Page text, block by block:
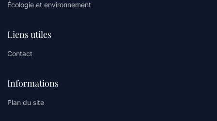
Écologie et environnement
Liens utiles
Contact
Informations
Plan du site